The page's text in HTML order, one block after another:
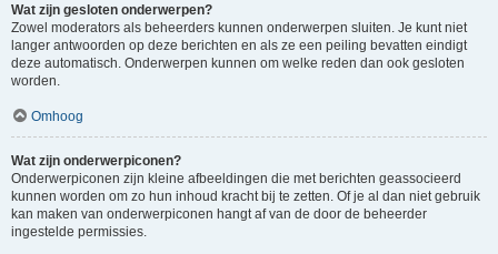
Wat zijn gesloten onderwerpen?
Zowel moderators als beheerders kunnen onderwerpen sluiten. Je kunt niet
langer antwoorden op deze berichten en als ze een peiling bevatten eindigt
deze automatisch. Onderwerpen kunnen om welke reden dan ook gesloten
worden.
Omhoog
Wat zijn onderwerpiconen?
Onderwerpiconen zijn kleine afbeeldingen die met berichten geassocieerd
kunnen worden om zo hun inhoud kracht bij te zetten. Of je al dan niet gebruik
kan maken van onderwerpiconen hangt af van de door de beheerder
ingestelde permissies.